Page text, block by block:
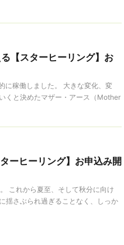
【スターヒーリング】お
稼働しました。 大きな変化、変
くと決めたマザー・アース（Mother
ーヒーリング】お申込み開
これから夏至、そして秋分に向け
揺さぶられ過ぎることなく、しっか